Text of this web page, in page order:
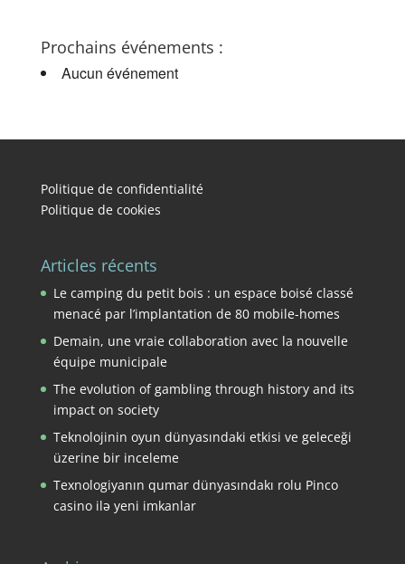
Prochains événements :
Aucun événement
Politique de confidentialité
Politique de cookies
Articles récents
Le camping du petit bois : un espace boisé classé
menacé par l’implantation de 80 mobile-homes
Demain, une vraie collaboration avec la nouvelle
équipe municipale
The evolution of gambling through history and its
impact on society
Teknolojinin oyun dünyasındaki etkisi ve geleceği
üzerine bir inceleme
Texnologiyanın qumar dünyasındakı rolu Pinco
casino ilə yeni imkanlar